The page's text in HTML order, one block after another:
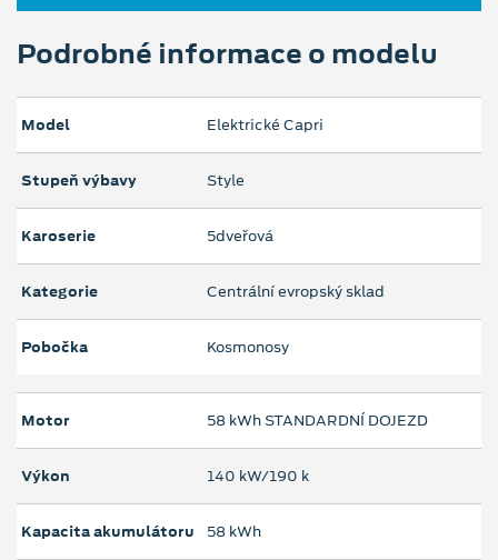
Podrobné informace o modelu
Model Elektrické Capri
Stupeň výbavy Style
Karoserie 5dveřová
Kategorie Centrální evropský sklad
Pobočka Kosmonosy
Motor 58 kWh STANDARDNÍ DOJEZD
Výkon 140 kW/190 k
Kapacita akumulátoru 58 kWh